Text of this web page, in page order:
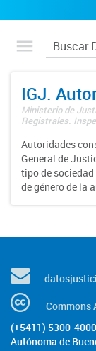
IGJ.
Ministerio de
Registrales.
Autoridades
General de
tipo de sociedad
de género de la
Commons
(+5411) 5300-
Autónoma de